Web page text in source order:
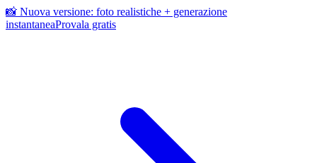
📸 Nuova versione: foto realistiche + generazione
instantaneaProvala gratis